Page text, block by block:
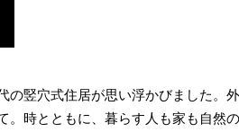
の竪穴式住居が思い浮かびました。外
。時とともに、暮らす人も家も自然の